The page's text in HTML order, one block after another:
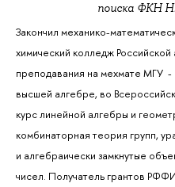
поиска ФКН
Закончил механико-
химический колледж
преподавания на мехмате МГУ -
высшей алгебре, во
курс линейной алгебры и
комбинаторная теория групп,
и алгебраически замкнутые
чисел. Получатель грантов